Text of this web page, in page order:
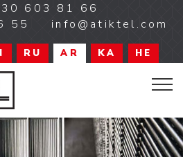
603 81 66
55
info@atiktel.com
RU AR KA HE